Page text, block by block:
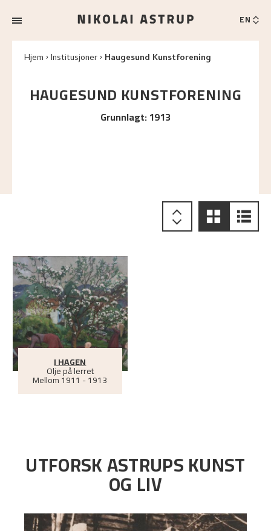
EN
Hjem Institusjoner Haugesund Kunstforening
HAUGESUND KUNSTFORENING
Grunnlagt:1913
I HAGEN
Olje på lerret
Mellom1911 - 1913
UTFORSK ASTRUPS KUNST
OG LIV